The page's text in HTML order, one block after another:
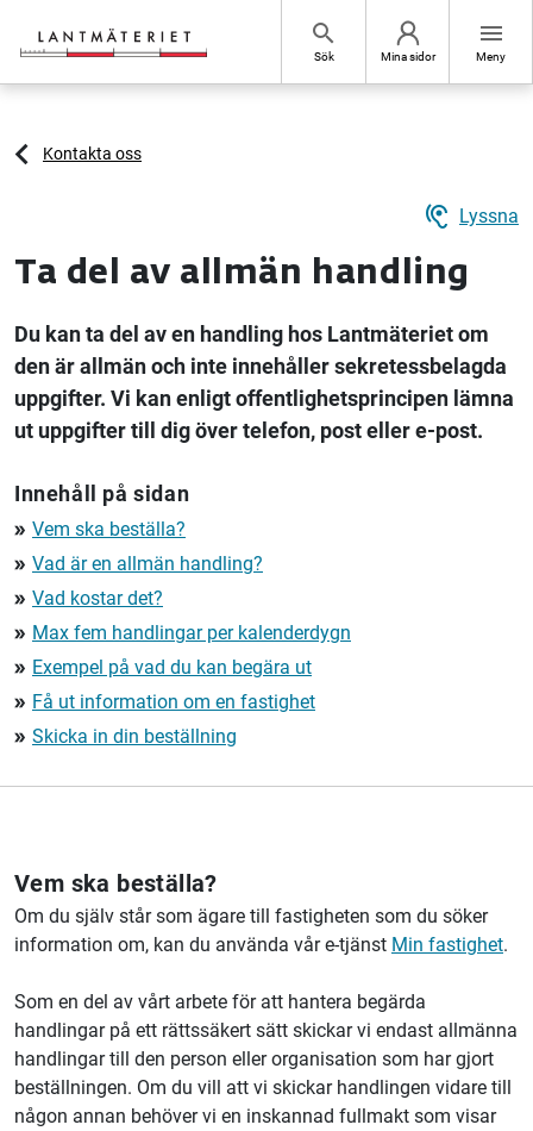
search
Sök Mina sidor
menu
Meny
Kontakta oss
hearing Lyssna
Ta del av allmän handling
Du kan ta del av en handling hos Lantmäteriet om
den är allmän och inte innehåller sekretessbelagda
uppgifter. Vi kan enligt offentlighetsprincipen lämna
ut uppgifter till dig över telefon, post eller e-post.
Innehåll på sidan
double_arrow Vem ska beställa?
double_arrow Vad är en allmän handling?
double_arrow Vad kostar det?
double_arrow Max fem handlingar per kalenderdygn
double_arrow Exempel på vad du kan begära ut
double_arrow Få ut information om en fastighet
double_arrow Skicka in din beställning
Vem ska beställa?
Om du själv står som ägare till fastigheten som du söker
information om, kan du använda vår e-tjänst Min fastighet.
Som en del av vårt arbete för att hantera begärda
handlingar på ett rättssäkert sätt skickar vi endast allmänna
handlingar till den person eller organisation som har gjort
beställningen. Om du vill att vi skickar handlingen vidare till
någon annan behöver vi en inskannad fullmakt som visar